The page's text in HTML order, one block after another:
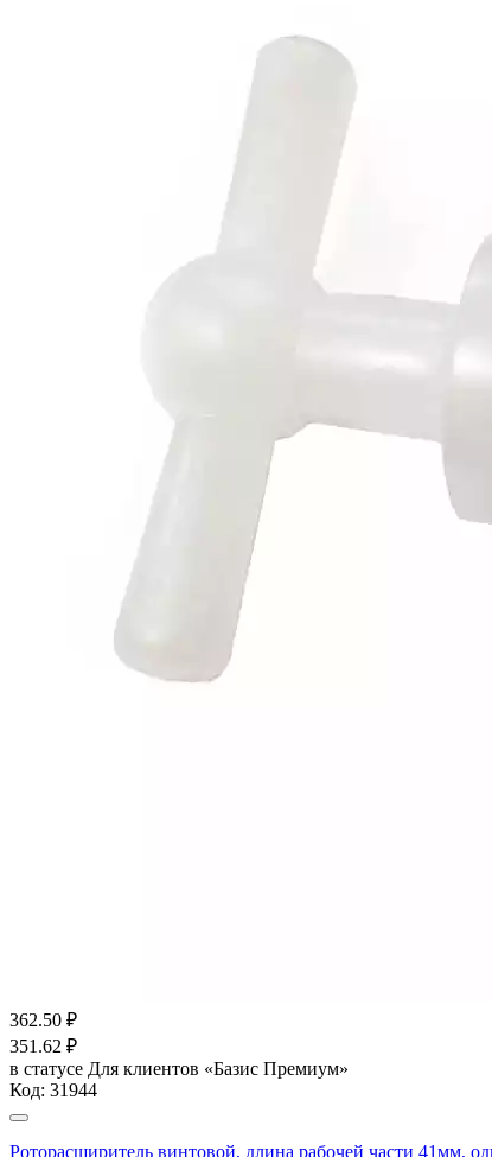
362.50 ₽
351.62 ₽
в статусе Для клиентов «Базис Премиум»
Код: 31944
Роторасширитель винтовой, длина рабочей части 41мм,